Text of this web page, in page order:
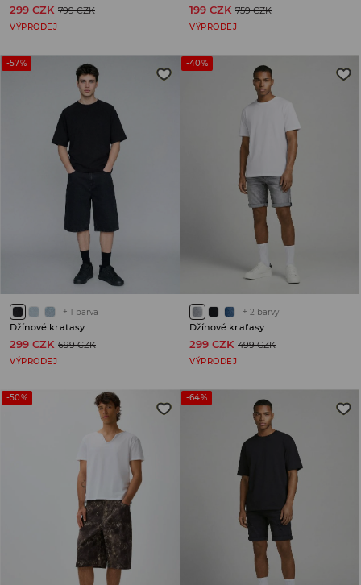
299 CZK 799 CZK
VÝPRODEJ
199 CZK 759 CZK
VÝPRODEJ
-57%
+ 1 barva
Džínové kraťasy
299 CZK 699 CZK
VÝPRODEJ
-40%
+ 2 barvy
Džínové kraťasy
299 CZK 499 CZK
VÝPRODEJ
-50% -64%